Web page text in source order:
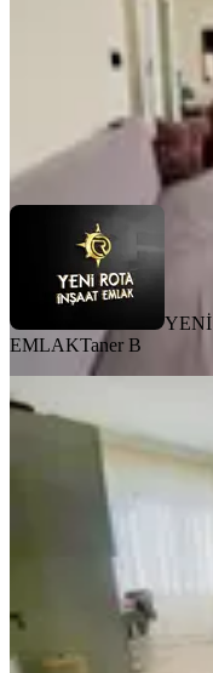
YENİ ROTA İNŞAAT
Ara
EMLAKTaner B